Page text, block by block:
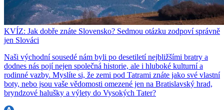
KVÍZ: Jak dobře znáte Slovensko? Sedmou otázku zodpoví správně
jen Slováci
Naši východní sousedé nám byli po desetiletí nejbližšími bratry a
dodnes nás pojí nejen společná historie, ale i hluboké kulturní a
rodinné vazby. Myslíte si, že zemi pod Tatrami znáte jako své vlastní
boty, nebo jsou vaše vědomosti omezené jen na Bratislavský hrad,
bryndzové halušky a výlety do Vysokých Tater?